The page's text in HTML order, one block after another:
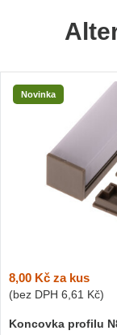
Novinka
8,00 Kč za kus
(bez DPH 6,61 Kč)
Koncovka profilu